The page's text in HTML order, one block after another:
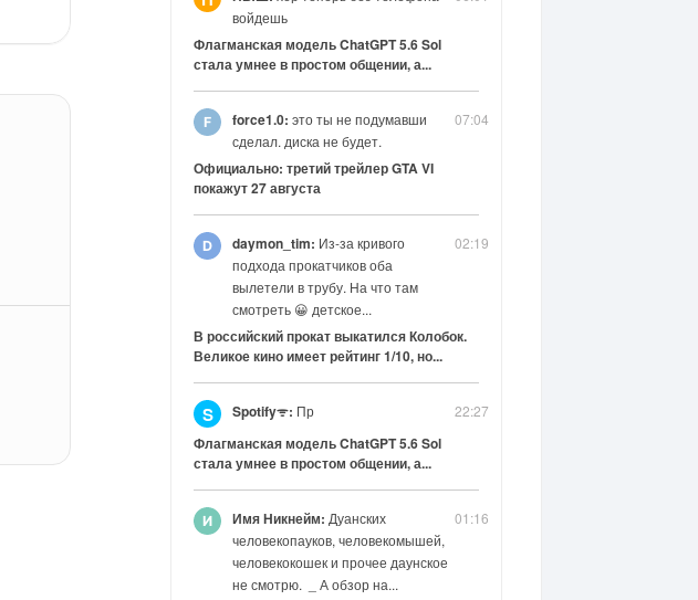
войдешь
Флагманская модель ChatGPT 5.6 Sol
стала умнее в простом общении, а...
07:04
force1.0: это ты не подумавши
сделал. диска не будет.
Официально: третий трейлер GTA VI
покажут 27 августа
02:19
daymon_tim: Из-за кривого
подхода прокатчиков оба
вылетели в трубу. На что там
смотреть 😀 детское...
В российский прокат выкатился Колобок.
Великое кино имеет рейтинг 1/10, но...
22:27
S Spotifyᯤ: Пр
Флагманская модель ChatGPT 5.6 Sol
стала умнее в простом общении, а...
01:16
Имя Никнейм: Дуанских
человекопауков, человекомышей,
человекокошек и прочее даунское
не смотрю. _ А обзор на...